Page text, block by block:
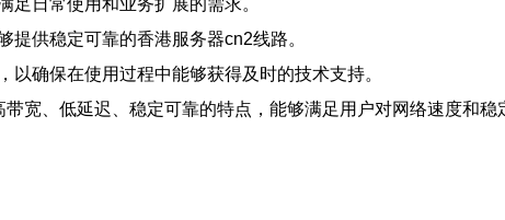
日常使用和业务扩展的需求。
供稳定可靠的香港服务器cn2线路。
确保在使用过程中能够获得及时的技术支持。
宽、低延迟、稳定可靠的特点，能够满足用户对网络速度和